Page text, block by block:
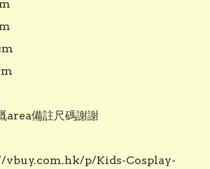
備註尺碼謝謝
vbuy.com.hk/p/Kids-Cosplay-